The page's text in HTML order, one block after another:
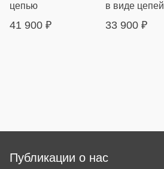
цепью
41 900 ₽
в виде цепей
33 900 ₽
Публикации о нас